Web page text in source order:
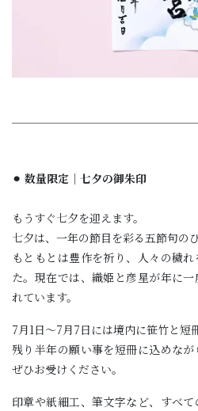
⚫︎ 数量限定｜七夕の御朱印
もうすぐ七夕を迎えます。
七夕は、一年の節目を彩る五節句のひ
もともとは豊作を祈り、人々の穢
た。現在では、織姫と彦星が年に
れています。
7月1日〜7月7日には境内に笹竹と短
残り半年の願い事を短冊に込めな
ぜひお受けください。
印章や紙細工、筆文字など、すべ